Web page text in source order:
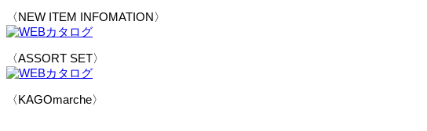
〈NEW ITEM INFOMATION〉
〈ASSORT SET〉
〈KAGOmarche〉